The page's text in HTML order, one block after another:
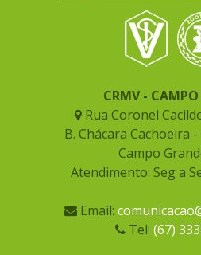
CRMV - CAMPO
Rua Coronel
B. Chácara Cachoeira
Campo
Atendimento: Seg a
Email:
Tel: (67)